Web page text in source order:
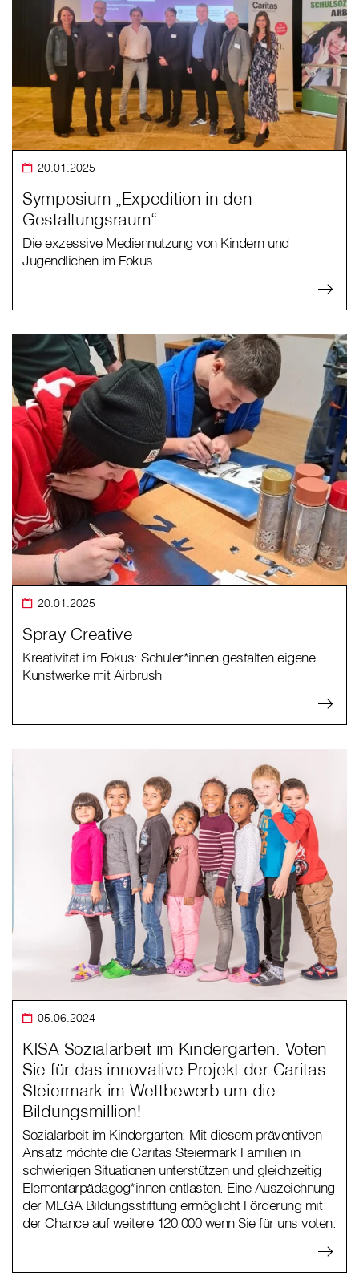
20.01.2025
Symposium „Expedition in den
Gestaltungsraum“
Die exzessive Mediennutzung von Kindern und
Jugendlichen im Fokus
20.01.2025
Spray Creative
Kreativität im Fokus: Schüler*innen gestalten eigene
Kunstwerke mit Airbrush
05.06.2024
KISA Sozialarbeit im Kindergarten: Voten
Sie für das innovative Projekt der Caritas
Steiermark im Wettbewerb um die
Bildungsmillion!
Sozialarbeit im Kindergarten: Mit diesem präventiven
Ansatz möchte die Caritas Steiermark Familien in
schwierigen Situationen unterstützen und gleichzeitig
Elementarpädagog*innen entlasten. Eine Auszeichnung
der MEGA Bildungsstiftung ermöglicht Förderung mit
der Chance auf weitere 120.000 wenn Sie für uns voten.